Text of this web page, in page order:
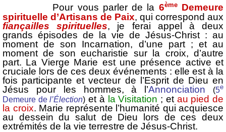
Pour vous parler de la 6èmeDemeure
spirituelle d’Artisans de Paix, qui correspond aux
fiançailles spirituelles, je ferai appel à deux
grands épisodes de la vie de Jésus-Christ : au
moment de son Incarnation, d’une part ; et au
moment de son eucharistie sur la croix, d’autre
part. La Vierge Marie est une présence active et
cruciale lors de ces deux événements : elle est à la
fois participante et vecteur de l’Esprit de Dieu en
Jésus pour les hommes, à l’Annonciation (5e
Demeure del’Élection) et à la Visitation ; et au pied de
la croix. Marie représente l’humanité qui acquiesce
au dessein du salut de Dieu lors de ces deux
extrémités de la vie terrestre de Jésus-Christ.